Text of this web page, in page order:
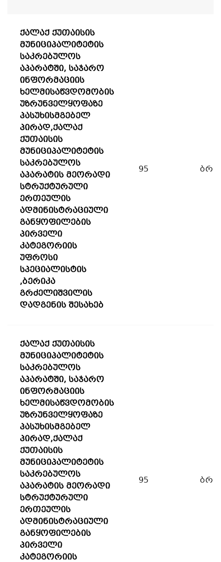
ქალაქ ქუთაისის
მუნიციპალიტეტის
საკრებულოს
აპარატში, საჯარო
ინფორმაციის
ხელმისაწვდომობის
უზრუნველყოფაზე
პასუხისმგებელ
პირად,ქალაქ
ქუთაისის
მუნიციპალიტეტის
საკრებულოს
აპარატის მეორადი
სტრუქტურული
ერთეულის
ადმინისტრაციული
განყოფილების
პირველი
კატეგორიის
უფროსი
სპეციალისტის
,ბერიკა
გრძელიშვილის
დადგენის შესახებ
95
ქალაქ ქუთაისის
მუნიციპალიტეტის
საკრებულოს
აპარატში, საჯარო
ინფორმაციის
ხელმისაწვდომობის
უზრუნველყოფაზე
პასუხისმგებელ
პირად,ქალაქ
ქუთაისის
მუნიციპალიტეტის
საკრებულოს
აპარატის მეორადი
სტრუქტურული
ერთეულის
ადმინისტრაციული
განყოფილების
პირველი
კატეგორიის
95